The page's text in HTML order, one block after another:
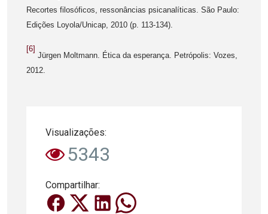
Recortes filosóficos, ressonâncias psicanalíticas. São Paulo:
Edições Loyola/Unicap, 2010 (p. 113-134).
[6]
Jürgen Moltmann. Ética da esperança. Petrópolis: Vozes,
2012.
Visualizações:
5343
Compartilhar: